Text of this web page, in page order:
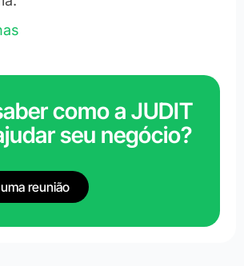
como a JUDIT
seu negócio?
reunião